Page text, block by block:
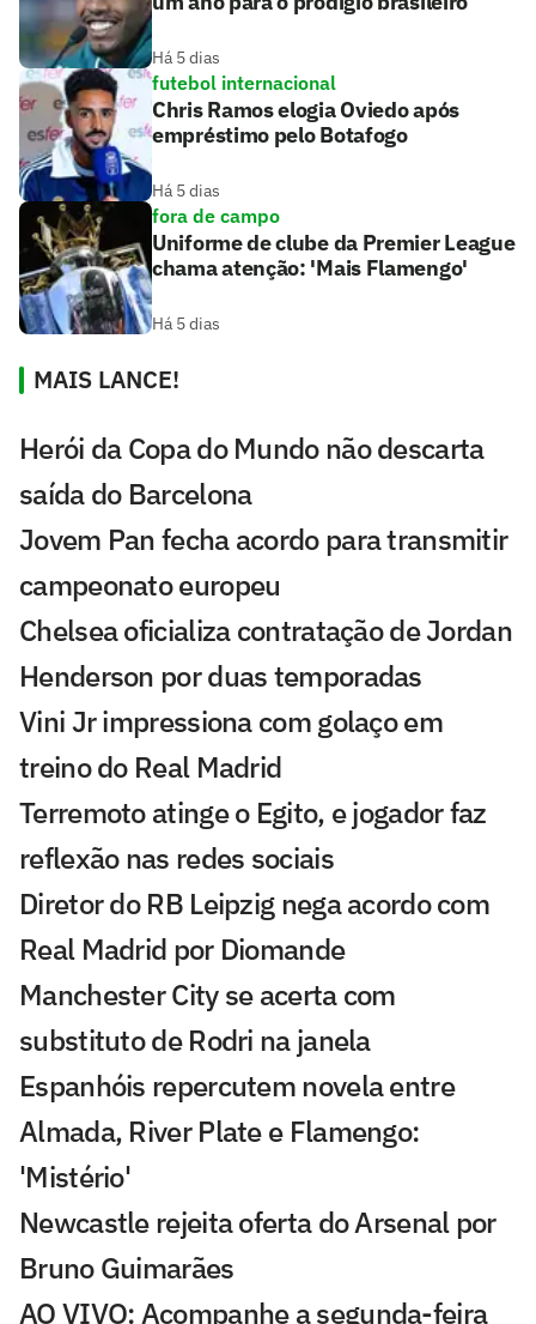
Há 5 dias
futebol internacional
Chris Ramos elogia Oviedo após
empréstimo pelo Botafogo
Há 5 dias
fora de campo
Uniforme de clube da Premier League
chama atenção: 'Mais Flamengo'
Há 5 dias
MAIS LANCE!
Herói da Copa do Mundo não descarta
saída do Barcelona
Jovem Pan fecha acordo para transmitir
campeonato europeu
Chelsea oficializa contratação de Jordan
Henderson por duas temporadas
Vini Jr impressiona com golaço em
treino do Real Madrid
Terremoto atinge o Egito, e jogador faz
reflexão nas redes sociais
Diretor do RB Leipzig nega acordo com
Real Madrid por Diomande
Manchester City se acerta com
substituto de Rodri na janela
Espanhóis repercutem novela entre
Almada, River Plate e Flamengo:
'Mistério'
Newcastle rejeita oferta do Arsenal por
Bruno Guimarães
AO VIVO: Acompanhe a segunda-feira